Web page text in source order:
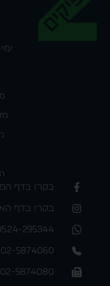
ימי
בקרו בדף
בקרו בדף
295344
02-5874060
02-5874080